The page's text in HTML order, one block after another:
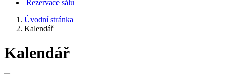
Rezervace sálu
Úvodní stránka
Kalendář
Kalendář